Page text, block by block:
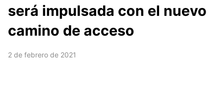
será impulsada con el nuevo
camino de acceso
2 de febrero de 2021